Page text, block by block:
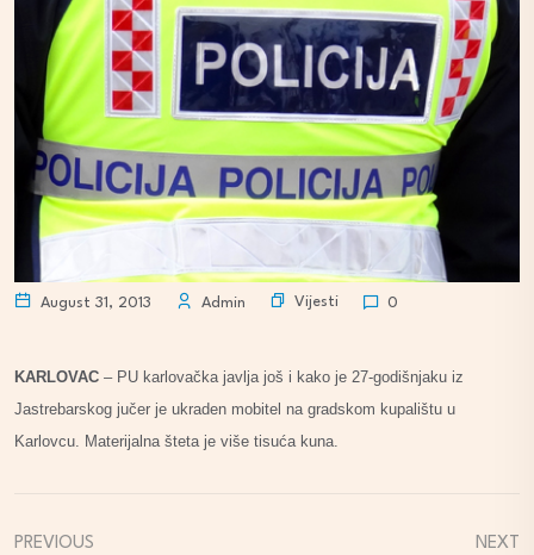
August 31, 2013 Admin Vijesti 0
KARLOVAC – PU karlovačka javlja još i kako je 27-godišnjaku iz
Jastrebarskog jučer je ukraden mobitel na gradskom kupalištu u
Karlovcu. Materijalna šteta je više tisuća kuna.
PREVIOUS
NEXT